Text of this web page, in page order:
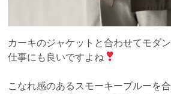
カーキのジャケットと合わせてモダン
仕事にも良いですよね
こなれ感のあるスモーキーブルーを合